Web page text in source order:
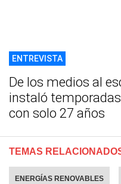
ENTREVISTA
De los medios al
instaló
con solo 27 años
TEMAS
ENERGÍAS RENOVABLES